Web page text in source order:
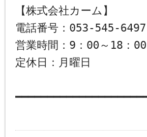
【株式会社カーム】
電話番号：053-545-6497
営業時間：9：00～18：00
定休日：月曜日